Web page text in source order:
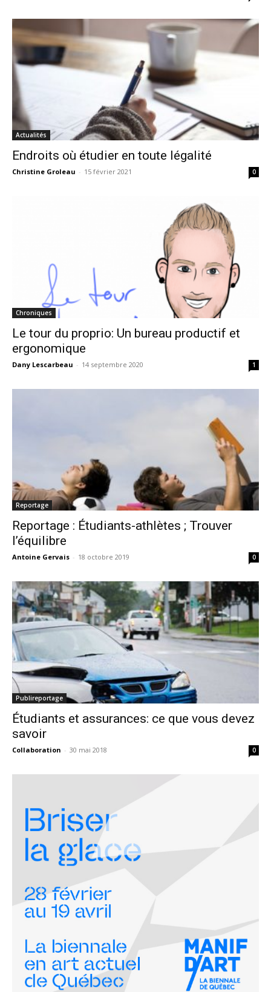
Actualités
Endroits où étudier en toute légalité
Christine Groleau - 15 février 2021 0
Chroniques
Le tour du proprio: Un bureau productif et
ergonomique
Dany Lescarbeau - 14 septembre 2020 1
Reportage
Reportage : Étudiants-athlètes ; Trouver
l’équilibre
Antoine Gervais - 18 octobre 2019 0
Publireportage
Étudiants et assurances: ce que vous devez
savoir
Collaboration - 30 mai 2018 0